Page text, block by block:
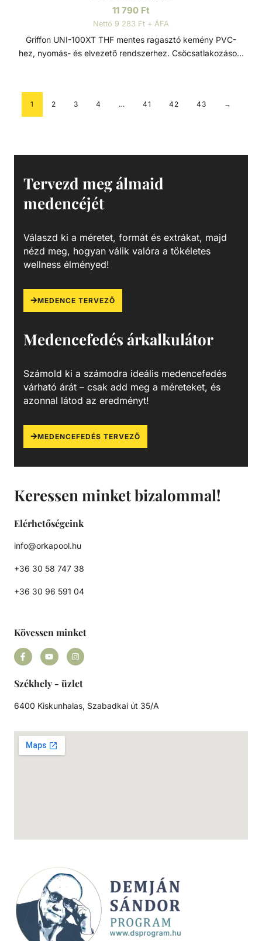
11 790 Ft
Nettó 9 283 Ft + ÁFA
Griffon UNI-100XT THF mentes ragasztó kemény PVC-
hez, nyomás- és elvezető rendszerhez. Csőcsatlakozások,
Csőcsatlakozások, szerelvények, fittingek. 315 mm
átmérőig nyomás alatti és lefolyó csövekhez
1 2 3 4 … 41 42 43 →
Keressen minket bizalommal!
Elérhetőségeink
info@orkapool.hu
+36 30 58 747 38
+36 30 96 591 04
Kövessen minket
Székhely - üzlet
6400 Kiskunhalas, Szabadkai út 35/A
Tervezd meg álmaid
medencéjét
Válaszd ki a méretet, formát és extrákat, majd
nézd meg, hogyan válik valóra a tökéletes
wellness élményed!
MEDENCE TERVEZŐ
Medencefedés árkalkulátor
Számold ki a számodra ideális medencefedés
várható árát – csak add meg a méreteket, és
azonnal látod az eredményt!
MEDENCEFEDÉS TERVEZŐ